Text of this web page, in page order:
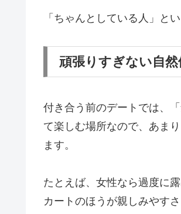
「ちゃんとしている人」と
頑張りすぎない自
付き合う前のデートでは、
て楽しむ場所なので、あま
ます。
たとえば、女性なら過度に
カートのほうが親しみやす